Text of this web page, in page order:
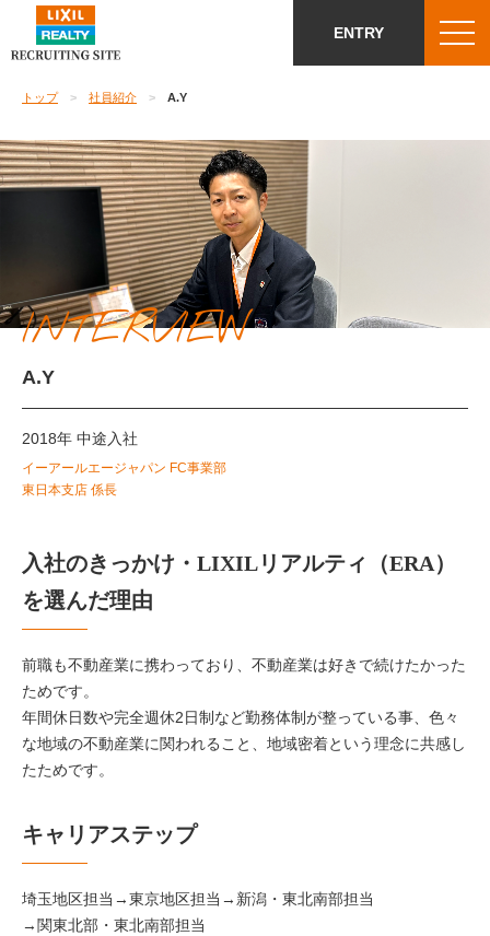
ENTRY
トップ 社員紹介 A.Y
INTERVIEW
A.Y
2018年 中途入社
イーアールエージャパン FC事業部
東日本支店 係長
入社のきっかけ・LIXILリアルティ（ERA）
を選んだ理由
前職も不動産業に携わっており、不動産業は好きで続けたかった
ためです。
年間休日数や完全週休2日制など勤務体制が整っている事、色々
な地域の不動産業に関われること、地域密着という理念に共感し
たためです。
キャリアステップ
埼玉地区担当→東京地区担当→新潟・東北南部担当
→関東北部・東北南部担当